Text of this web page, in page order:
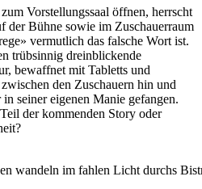
Vorstellungssaal öffnen, herrscht
der Bühne sowie im Zuschauerraum
vermutlich das falsche Wort ist.
trübsinnig dreinblickende
bewaffnet mit Tabletts und
den Zuschauern hin und
seiner eigenen Manie gefangen.
der kommenden Story oder
wandeln im fahlen Licht durchs